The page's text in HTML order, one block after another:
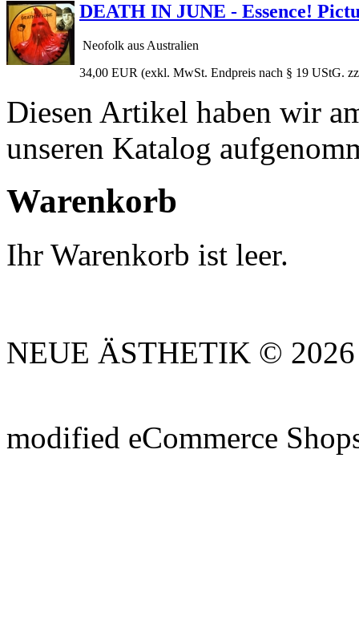
DEATH IN JUNE - Essence!
Neofolk aus Australien
34,00 EUR (exkl. MwSt. Endpreis nach § 19 UStG.
Diesen Artikel haben wir
unseren Katalog
Warenkorb
Ihr Warenkorb ist leer.
NEUE ÄSTHETIK ©
modified eCommerce